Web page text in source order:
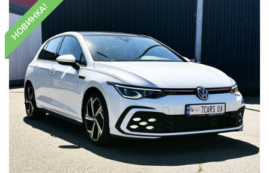
НОВИНКА!